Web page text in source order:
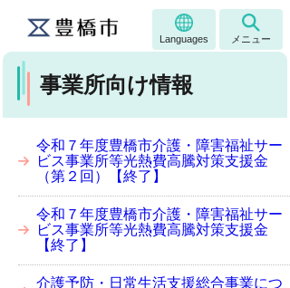
Languages メニュー
事業所向け情報
令和７年度豊橋市介護・障害福祉サー
ビス事業所等光熱費高騰対策支援金
（第２回）【終了】
令和７年度豊橋市介護・障害福祉サー
ビス事業所等光熱費高騰対策支援金
【終了】
介護予防・日常生活支援総合事業につ